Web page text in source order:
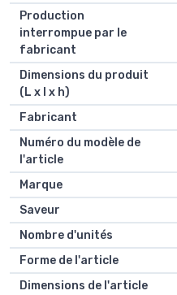
Production
interrompue par le
fabricant
Dimensions du produit
(L x l x h)
Fabricant
Numéro du modèle de
l'article
Marque
Saveur
Nombre d'unités
Forme de l'article
Dimensions de l'article